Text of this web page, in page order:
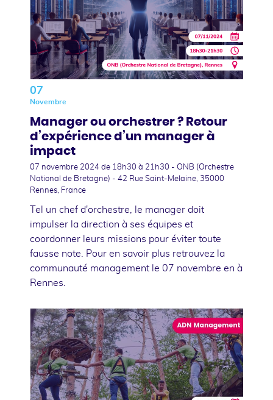
07
Novembre
Manager ou orchestrer ? Retour
d’expérience d’un manager à
impact
07 novembre 2024 de 18h30 à 21h30 - ONB (Orchestre
National de Bretagne) - 42 Rue Saint-Melaine, 35000
Rennes, France
Tel un chef d'orchestre, le manager doit
impulser la direction à ses équipes et
coordonner leurs missions pour éviter toute
fausse note. Pour en savoir plus retrouvez la
communauté management le 07 novembre en à
Rennes.